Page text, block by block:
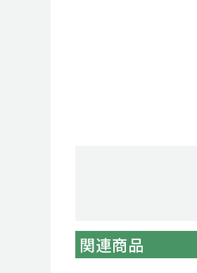
関連商品